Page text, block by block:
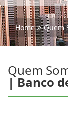
Home Quem
Quem
| Banco